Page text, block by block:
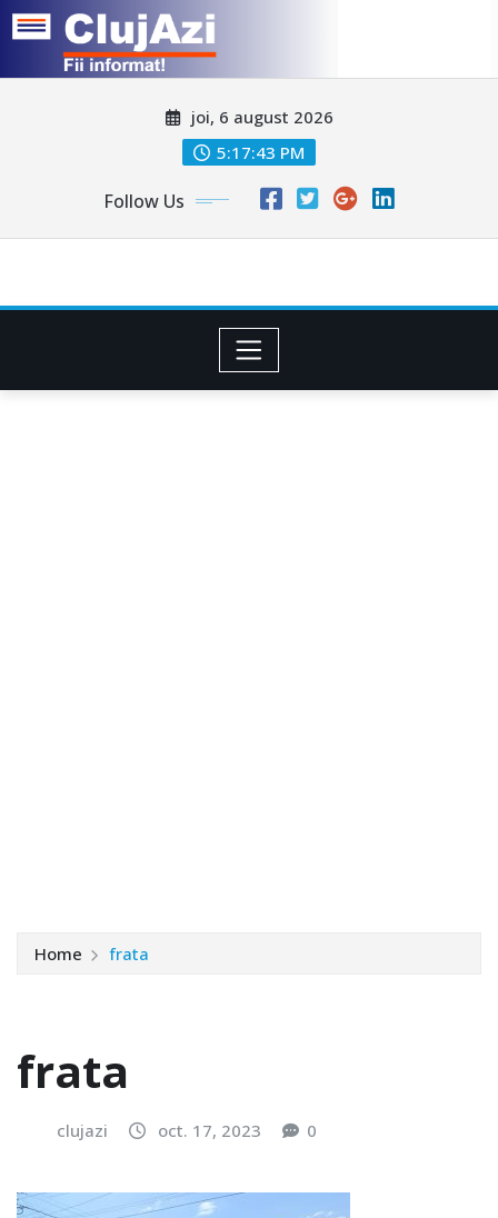
joi, 6 august 2026
5:17:45 PM
Follow Us
Home frata
frata
clujazi oct. 17, 2023 0